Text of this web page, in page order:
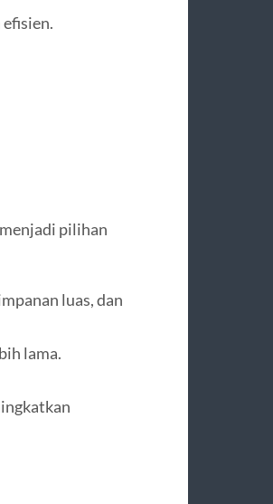
pilihan
luas, dan
lama.